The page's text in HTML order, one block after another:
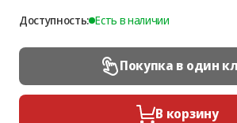
Доступность: Есть в наличии
Покупка в один
В корзину